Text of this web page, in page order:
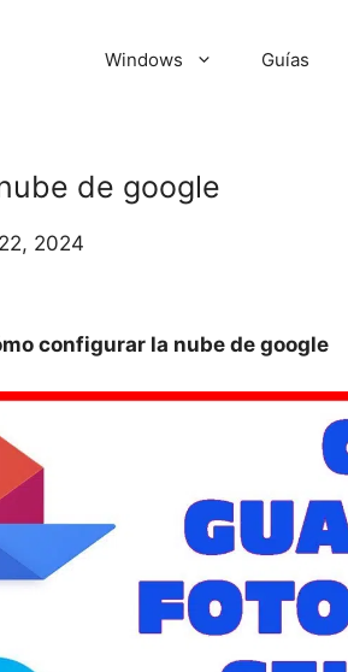
Windows Guías
de google
2024
configurar la nube de google